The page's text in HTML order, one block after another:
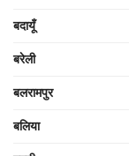
बदायूँ
बरेली
बलरामपुर
बलिया